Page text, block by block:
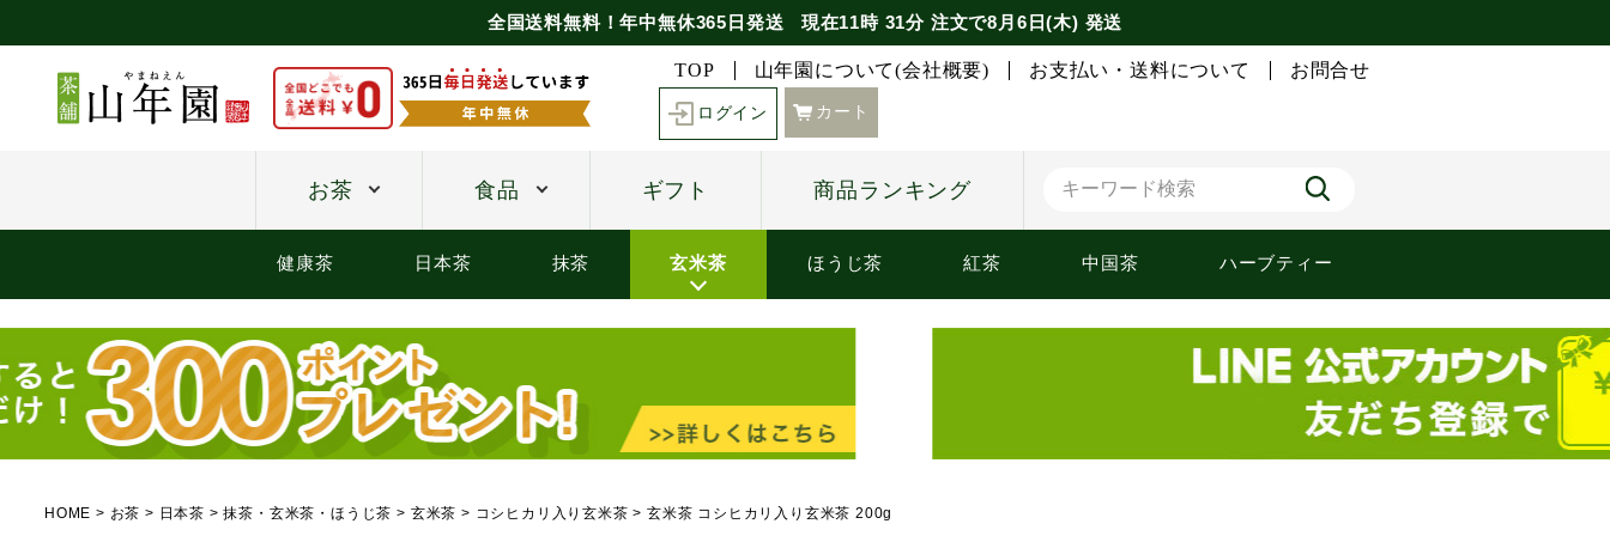
全国送料無料！年中無休365日発送 現在11時 31分 注文で8月6日(木) 発送
TOP 山年園について(会社概要) お支払い・送料について お問合せ
ログイン カート
お茶 食品 ギフト 商品ランキング
健康茶 日本茶 抹茶 玄米茶 ほうじ茶 紅茶 中国茶 ハーブティー
HOME お茶 日本茶 抹茶・玄米茶・ほうじ茶 玄米茶 コシヒカリ入り玄米茶 玄米茶 コシヒカリ入り玄米茶 200g